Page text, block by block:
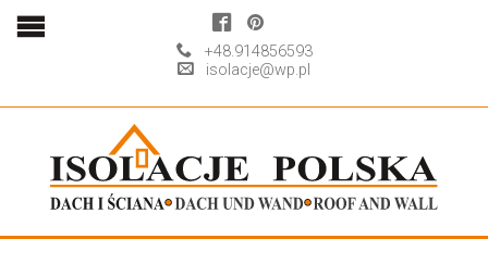
+48.914856593
isolacje@wp.pl